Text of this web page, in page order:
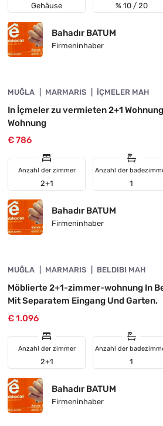
Gehäuse % 10 / 20
Bahadır BATUM
Firmeninhaber
DRINGENDE
MUĞLA MARMARIS İÇMELER MAH
In İçmeler zu vermieten 2+1
Wohnung
€ 786
Anzahl der zimmer
2+1
Anzahl der
1
Bahadır BATUM
Firmeninhaber
VORGESTELLT
MUĞLA MARMARIS BELDIBI MAH
Möblierte 2+1-zimmer-wohnung In
Mit Separatem Eingang Und Garten.
€ 1.096
Anzahl der zimmer
2+1
Anzahl der
1
Bahadır BATUM
Firmeninhaber